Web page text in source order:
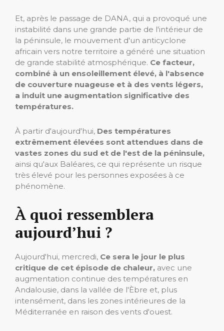
Et, après le passage de DANA, qui a provoqué une
instabilité dans une grande partie de l'intérieur de
la péninsule, le mouvement d'un anticyclone
africain vers notre territoire a généré une situation
de grande stabilité atmosphérique. Ce facteur,
combiné à un ensoleillement élevé, à l'absence
de couverture nuageuse et à des vents légers,
a induit une augmentation significative des
températures.
À partir d'aujourd'hui, Des températures
extrêmement élevées sont attendues dans de
vastes zones du sud et de l'est de la péninsule,
ainsi qu'aux Baléares, ce qui représente un risque
très élevé pour les personnes exposées à ce
phénomène.
À quoi ressemblera
aujourd’hui ?
Aujourd'hui, mercredi, Ce sera le jour le plus
critique de cet épisode de chaleur, avec une
augmentation continue des températures en
Andalousie, dans la vallée de l'Èbre et, plus
intensément, dans les zones intérieures de la
Méditerranée en raison des vents d'ouest.